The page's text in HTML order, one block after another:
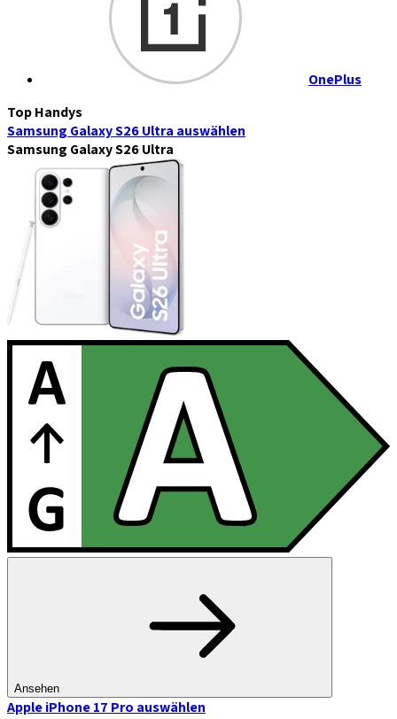
OnePlus
Top Handys
Samsung Galaxy S26 Ultra auswählen
Samsung Galaxy S26 Ultra
Ansehen
Apple iPhone 17 Pro auswählen